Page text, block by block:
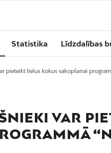
Statistika Līdzdalības
pieteikt lielus kokus sakopšanai
VAR